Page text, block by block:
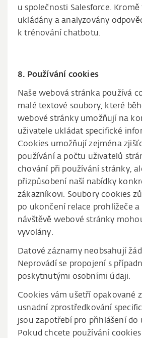
u společnosti Salesforce.
ukládány a analyzovány
k trénování chatbotu.
8. Používání cookies
Naše webová stránka používá
malé textové soubory, které
webové stránky umožňují na
uživatele ukládat specifické
Cookies umožňují zejména
používání a počtu uživatelů
chování při používání stránky,
přizpůsobení naší nabídky
zákazníkovi. Soubory cookies
po ukončení relace prohlížeče
návštěvě webové stránky
vyvolány.
Datové záznamy neobsahují
Neprovádí se propojení s
poskytnutými osobními údaji.
Cookies vám ušetří opakované
usnadní zprostředkování
jsou zapotřebí pro přihlášení do
Pokud chcete používání